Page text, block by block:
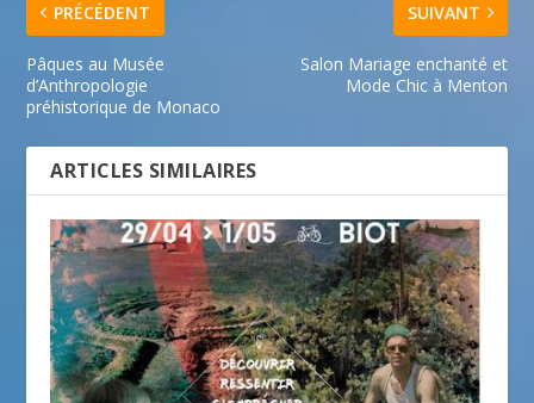
PRÉCÉDENT
Pâques au Musée
d’Anthropologie
préhistorique de Monaco
SUIVANT
Salon Mariage enchanté et
Mode Chic à Menton
ARTICLES SIMILAIRES